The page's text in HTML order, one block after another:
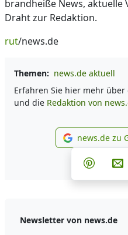
brandheiße News, aktuelle
Draht zur Redaktion.
rut/news.de
Themen: news.de aktuell
Erfahren Sie hier mehr über
und die Redaktion von
news.de zu
Teilen
Newsletter von news.de